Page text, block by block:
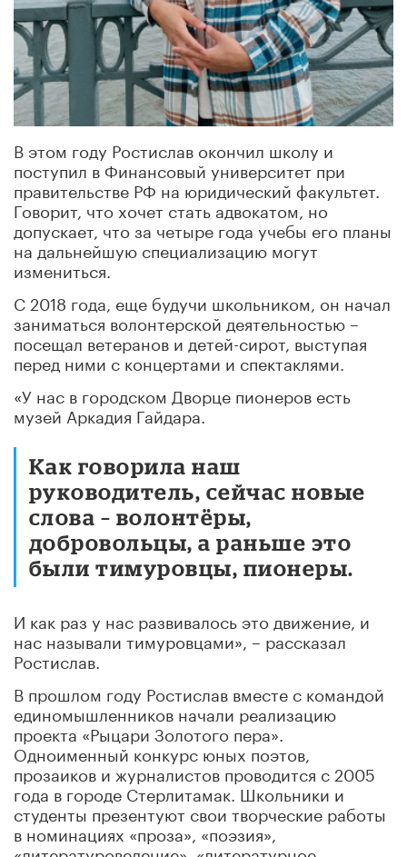
В этом году Ростислав окончил школу и
поступил в Финансовый университет при
правительстве РФ на юридический факультет.
Говорит, что хочет стать адвокатом, но
допускает, что за четыре года учебы его планы
на дальнейшую специализацию могут
измениться.
С 2018 года, еще будучи школьником, он начал
заниматься волонтерской деятельностью –
посещал ветеранов и детей-сирот, выступая
перед ними с концертами и спектаклями.
«У нас в городском Дворце пионеров есть
музей Аркадия Гайдара.
Как говорила наш
руководитель, сейчас новые
слова – волонтёры,
добровольцы, а раньше это
были тимуровцы, пионеры.
И как раз у нас развивалось это движение, и
нас называли тимуровцами», – рассказал
Ростислав.
В прошлом году Ростислав вместе с командой
единомышленников начали реализацию
проекта «Рыцари Золотого пера».
Одноименный конкурс юных поэтов,
прозаиков и журналистов проводится с 2005
года в городе Стерлитамак. Школьники и
студенты презентуют свои творческие работы
в номинациях «проза», «поэзия»,